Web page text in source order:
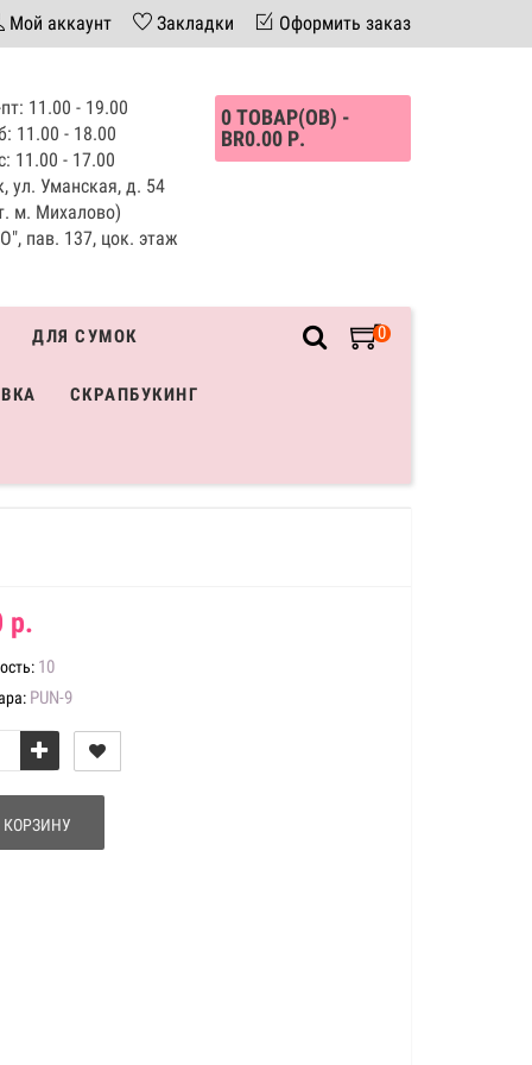
Мой аккаунт Закладки Оформить заказ
11.00 - 19.00
11.00 - 18.00
11.00 - 17.00
ул. Уманская, д. 54
м. Михалово)
пав. 137, цок. этаж
0 ТОВАР(ОВ) -
BR0.00 Р.
0
ДЛЯ СУМОК
СКРАПБУКИНГ
р.
10
PUN-9